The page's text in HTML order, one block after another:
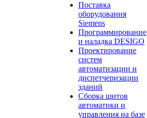
Поставка
оборудования
Siemens
Программирование
и наладка DESIGO
Проектирование
систем
автоматизации и
диспетчеризации
зданий
Сборка щитов
автоматики и
управления на базе